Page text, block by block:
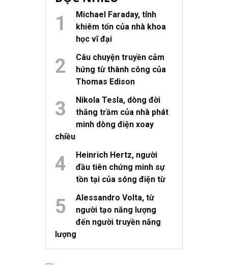
Michael Faraday, tính
khiêm tốn của nhà khoa
học vĩ đại
Câu chuyện truyền cảm
hứng từ thành công của
Thomas Edison
Nikola Tesla, dòng đời
thăng trầm của nhà phát
minh dòng điện xoay
chiều
Heinrich Hertz, người
đầu tiên chứng minh sự
tồn tại của sóng điện từ
Alessandro Volta, từ
người tạo năng lượng
đến người truyền năng
lượng